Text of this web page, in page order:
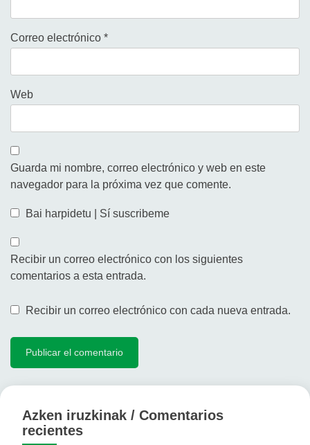
Correo electrónico *
Web
Guarda mi nombre, correo electrónico y web en este
navegador para la próxima vez que comente.
Bai harpidetu | Sí suscribeme
Recibir un correo electrónico con los siguientes
comentarios a esta entrada.
Recibir un correo electrónico con cada nueva entrada.
Azken iruzkinak / Comentarios
recientes